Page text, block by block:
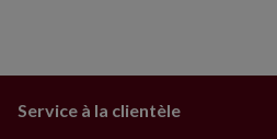
Service à la clientèle